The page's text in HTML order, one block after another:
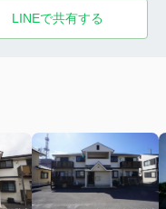
LINEで共有する